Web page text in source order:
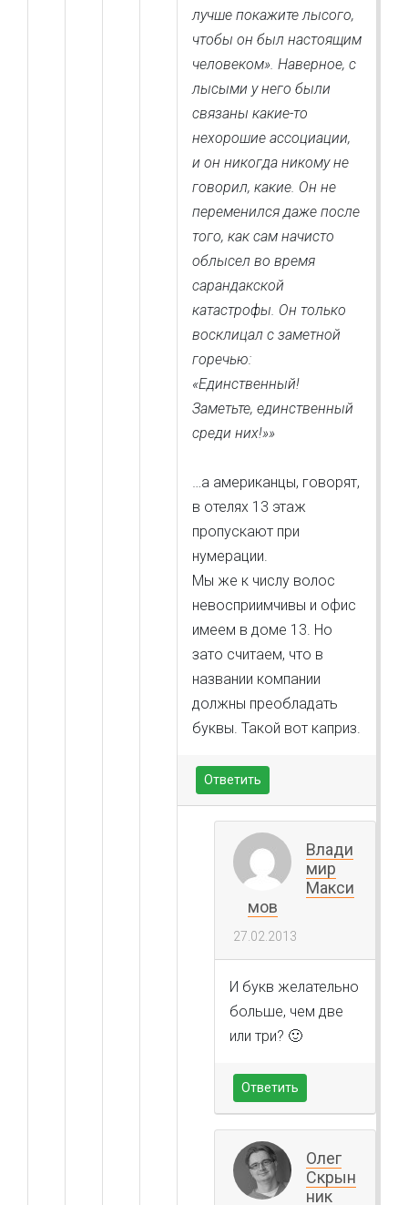
лучше покажите лысого,
чтобы он был настоящим
человеком». Наверное, с
лысыми у него были
связаны какие-то
нехорошие ассоциации,
и он никогда никому не
говорил, какие. Он не
переменился даже после
того, как сам начисто
облысел во время
сарандакской
катастрофы. Он только
восклицал с заметной
горечью:
«Единственный!
Заметьте, единственный
среди них!»»
…а американцы, говорят,
в отелях 13 этаж
пропускают при
нумерации.
Мы же к числу волос
невосприимчивы и офис
имеем в доме 13. Но
зато считаем, что в
названии компании
должны преобладать
буквы. Такой вот каприз.
Ответить
Влади
мир
Макси
мов
27.02.2013
И букв желательно
больше, чем две
или три? 🙂
Ответить
Олег
Скрын
ник